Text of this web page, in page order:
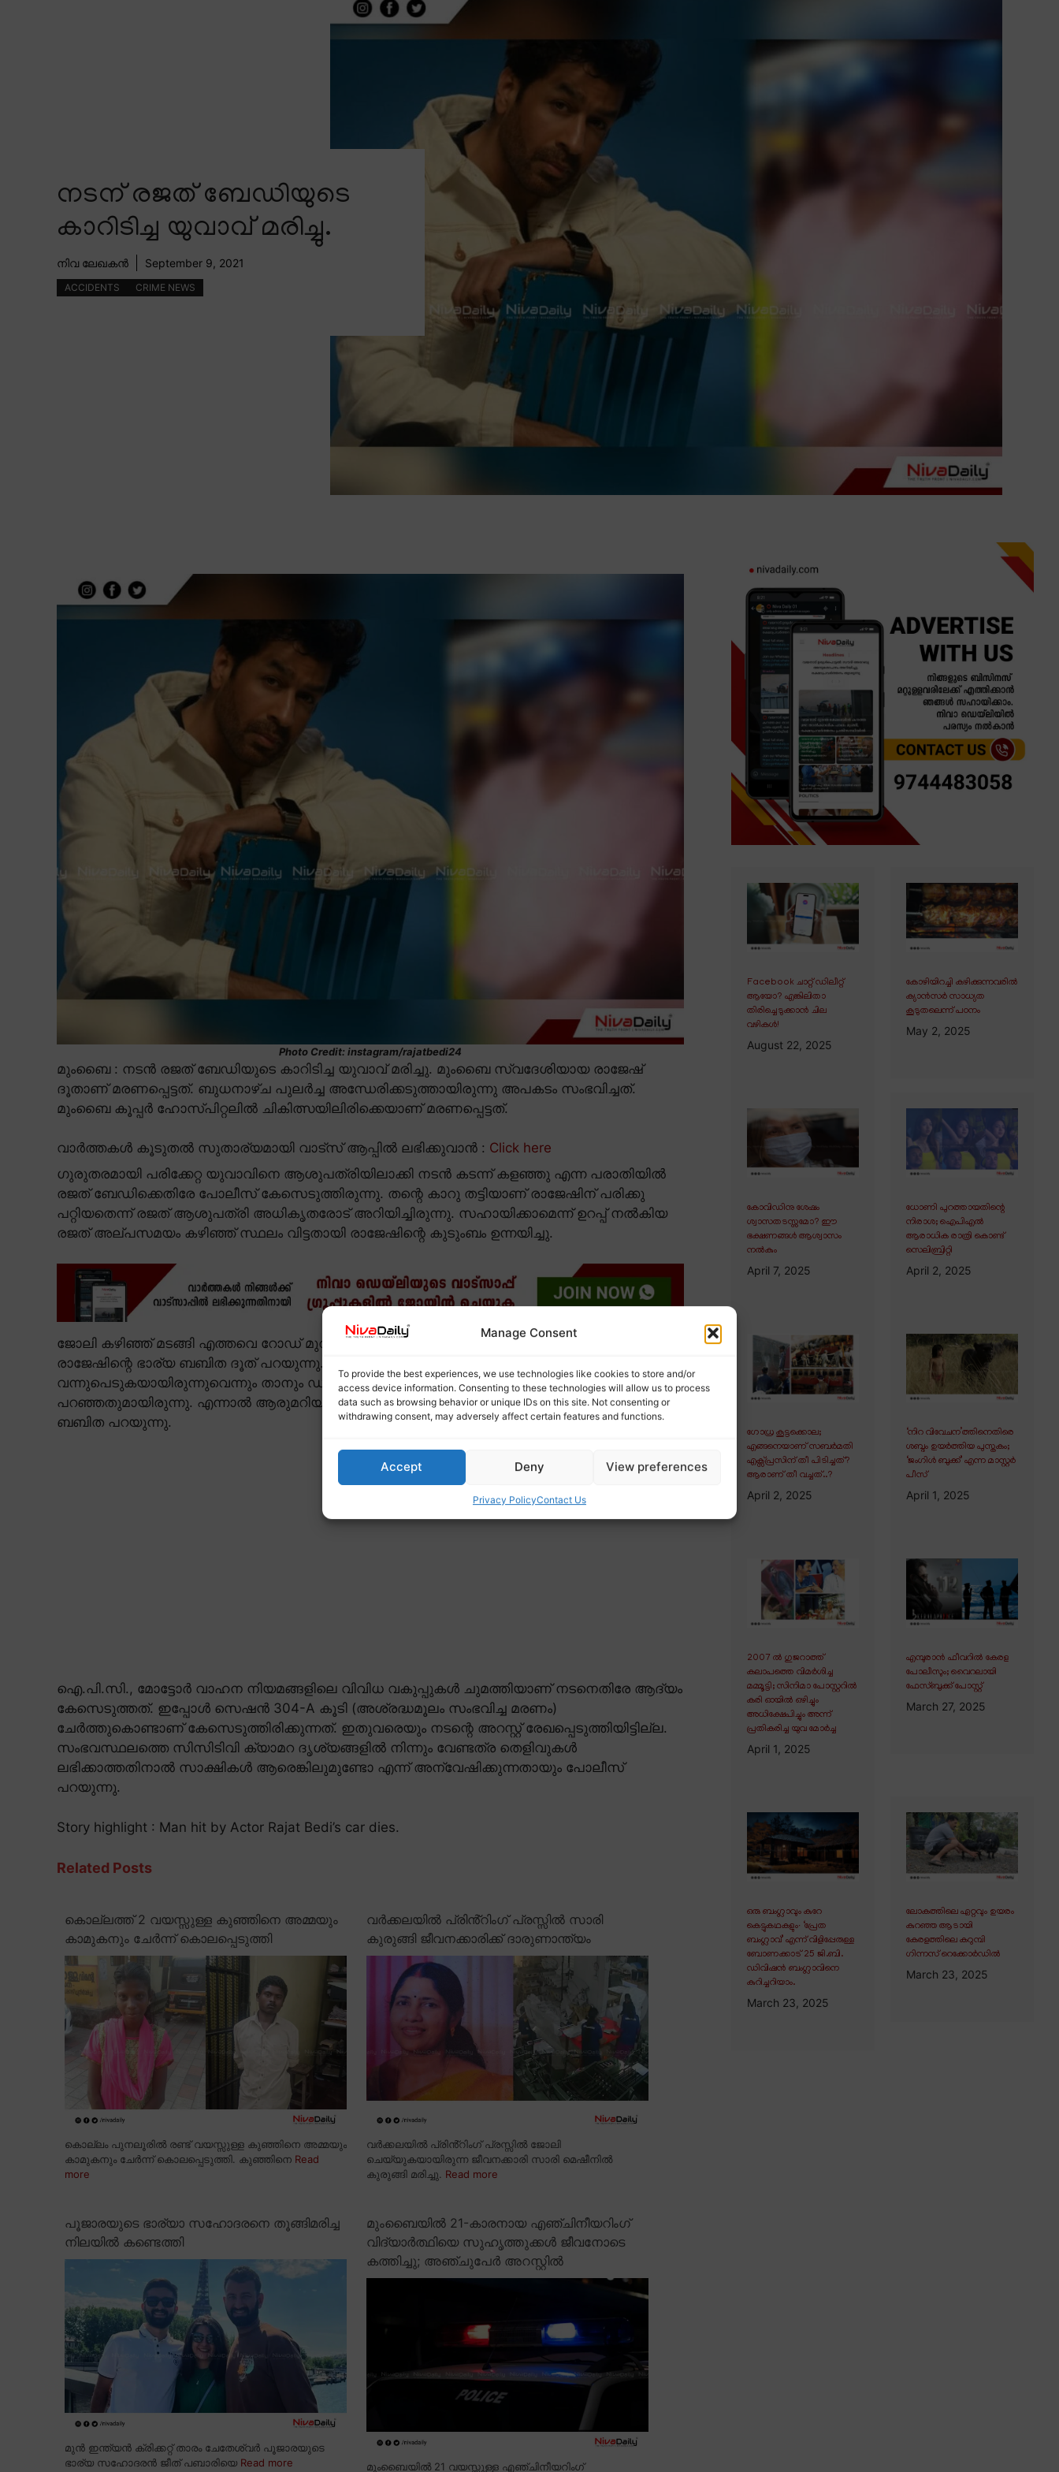
Manage Consent
To provide the best experiences, we use technologies like cookies to store and/or
access device information. Consenting to these technologies will allow us to process
data such as browsing behavior or unique IDs on this site. Not consenting or
withdrawing consent, may adversely affect certain features and functions.
Accept Deny View preferences
Privacy PolicyContact Us
നടന് രജത് ബേഡിയുടെ
കാറിടിച്ച യുവാവ് മരിച്ചു.
നിവ ലേഖകൻ September 9, 2021
ACCIDENTS CRIME NEWS
Photo Credit: instagram/rajatbedi24
മുംബൈ : നടൻ രജത് ബേഡിയുടെ കാറിടിച്ച യുവാവ് മരിച്ചു. മുംബൈ സ്വദേശിയായ രാജേഷ്
ദൂതാണ് മരണപ്പെട്ടത്. ബുധനാഴ്ച പുലർച്ച അന്ധേരിക്കടുത്തായിരുന്നു അപകടം സംഭവിച്ചത്.
മുംബൈ കൂപ്പർ ഹോസ്പിറ്റലിൽ ചികിത്സയിലിരിക്കെയാണ് മരണപ്പെട്ടത്.
വാർത്തകൾ കൂടുതൽ സുതാര്യമായി വാട്സ് ആപ്പിൽ ലഭിക്കുവാൻ : Click here
ഗുരുതരമായി പരിക്കേറ്റ യുവാവിനെ ആശുപത്രിയിലാക്കി നടൻ കടന്ന് കളഞ്ഞു എന്ന പരാതിയിൽ
രജത് ബേഡിക്കെതിരേ പോലീസ് കേസെടുത്തിരുന്നു. തന്റെ കാറു തട്ടിയാണ് രാജേഷിന് പരിക്കു
പറ്റിയതെന്ന് രജത് ആശുപത്രി അധികൃതരോട് അറിയിച്ചിരുന്നു. സഹായിക്കാമെന്ന് ഉറപ്പ് നൽകിയ
രജത് അല്പസമയം കഴിഞ്ഞ് സ്ഥലം വിട്ടതായി രാജേഷിന്റെ കുടുംബം ഉന്നയിച്ചു.
ജോലി കഴിഞ്ഞ് മടങ്ങി എത്തവെ റോഡ് മുറിച്ചു കടക്കുന്നതിനിടെയാണ് രജതിന്റെ കാറിടിച്ചതെന്ന്
രാജേഷിന്റെ ഭാര്യ ബബിത ദൂത് പറയുന്നു. കാറിന്റെ മുന്നിലേക്ക് രാജേഷ് പെട്ടെന്ന്
വന്നുപെടുകയായിരുന്നുവെന്നും താനും ഡ്രൈവറും അവിടെതന്നെ ഉണ്ടാകുമെന്ന് രജത് ഉറപ്പു
പറഞ്ഞതുമായിരുന്നു. എന്നാൽ ആരുമറിയാതെ സ്ഥലം കാലിയാക്കിയ രജത് തിരിച്ചുവന്നില്ലെന്ന്
ബബിത പറയുന്നു.
ഐ.പി.സി., മോട്ടോർ വാഹന നിയമങ്ങളിലെ വിവിധ വകുപ്പുകൾ ചുമത്തിയാണ് നടനെതിരേ ആദ്യം
കേസെടുത്തത്. ഇപ്പോൾ സെഷൻ 304-A കൂടി (അശ്രദ്ധമൂലം സംഭവിച്ച മരണം)
ചേർത്തുകൊണ്ടാണ് കേസെടുത്തിരിക്കുന്നത്. ഇതുവരെയും നടന്റെ അറസ്റ്റ് രേഖപ്പെടുത്തിയിട്ടില്ല.
സംഭവസ്ഥലത്തെ സിസിടിവി ക്യാമറ ദൃശ്യങ്ങളിൽ നിന്നും വേണ്ടത്ര തെളിവുകൾ
ലഭിക്കാത്തതിനാൽ സാക്ഷികൾ ആരെങ്കിലുമുണ്ടോ എന്ന് അന്വേഷിക്കുന്നതായും പോലീസ്
പറയുന്നു.
Story highlight : Man hit by Actor Rajat Bedi’s car dies.
Related Posts
കൊല്ലത്ത് 2 വയസ്സുള്ള കുഞ്ഞിനെ അമ്മയും
കാമുകനും ചേർന്ന് കൊലപ്പെടുത്തി
കൊല്ലം പുനലൂരിൽ രണ്ട് വയസ്സുള്ള കുഞ്ഞിനെ അമ്മയും
കാമുകനും ചേർന്ന് കൊലപ്പെടുത്തി. കുഞ്ഞിനെ Read
more
വർക്കലയിൽ പ്രിൻ്റിംഗ് പ്രസ്സിൽ സാരി
കുരുങ്ങി ജീവനക്കാരിക്ക് ദാരുണാന്ത്യം
വർക്കലയിൽ പ്രിൻ്റിംഗ് പ്രസ്സിൽ ജോലി
ചെയ്യുകയായിരുന്ന ജീവനക്കാരി സാരി മെഷീനിൽ
കുരുങ്ങി മരിച്ചു. Read more
പൂജാരയുടെ ഭാര്യാ സഹോദരനെ തൂങ്ങിമരിച്ച
നിലയിൽ കണ്ടെത്തി
മുൻ ഇന്ത്യൻ ക്രിക്കറ്റ് താരം ചേതേശ്വർ പൂജാരയുടെ
ഭാര്യ സഹോദരൻ ജീത് പബാരിയെ Read more
മുംബൈയിൽ 21-കാരനായ എഞ്ചിനീയറിംഗ്
വിദ്യാർത്ഥിയെ സുഹൃത്തുക്കൾ ജീവനോടെ
കത്തിച്ചു; അഞ്ചുപേർ അറസ്റ്റിൽ
മുംബൈയിൽ 21 വയസ്സുള്ള എഞ്ചിനീയറിംഗ്
Facebook ചാറ്റ് ഡിലീറ്റ്
ആയോ? എങ്കിലിതാ
തിരിച്ചെടുക്കാൻ ചില
വഴികൾ!
August 22, 2025
കോഴിയിറച്ചി കഴിക്കുന്നവരിൽ
ക്യാൻസർ സാധ്യത
കൂടുതലെന്ന് പഠനം
May 2, 2025
കോവിഡിനു ശേഷം
ശ്വാസതടസ്സമോ? ഈ
ഭക്ഷണങ്ങൾ ആശ്വാസം
നൽകും
April 7, 2025
ധോണി പുറത്തായതിന്റെ
നിരാശ; ഐപിഎൽ
ആരാധിക രാത്രി കൊണ്ട്
സെലിബ്രിറ്റി
April 2, 2025
ഗോധ്ര കൂട്ടക്കൊല;
എങ്ങനെയാണ് സബർമതി
എക്സ്പ്രസിന് തീ പിടിച്ചത്?
ആരാണ് തീ വച്ചത്..?
April 2, 2025
‘നിറ വിവേചന’ത്തിനെതിരെ
ശബ്ദം ഉയർത്തിയ പുസ്തകം;
‘ജംഗിൾ ബുക്ക്’ എന്ന മാസ്റ്റർ
പീസ്
April 1, 2025
2007 ൽ ഗുജറാത്ത്
കലാപത്തെ വിമർശിച്ച
മമ്മൂട്ടി; സിനിമാ പോസ്റ്ററിൽ
കരി ഓയിൽ ഒഴിച്ചും
അധിക്ഷേപിച്ചും അന്ന്
പ്രതികരിച്ച യുവ മോർച്ച
April 1, 2025
എമ്പുരാൻ ഫീവറിൽ കേരള
പോലീസും; വൈറലായി
ഫേസ്ബുക്ക് പോസ്റ്റ്
March 27, 2025
ഒരു ബംഗ്ലാവും കുറേ
കെട്ടുകഥകളും∙ ‘പ്രേത
ബംഗ്ലാവ്’ എന്ന് വിളിപ്പേരുള്ള
ബോണക്കാട് 25 ജി.ബി.
ഡിവിഷൻ ബംഗ്ലാവിനെ
കുറിച്ചറിയാം.
March 23, 2025
ലോകത്തിലെ ഏറ്റവും ഉയരം
കുറഞ്ഞ ആടായി
കേരളത്തിലെ കറുമ്പി
ഗിന്നസ് റെക്കോർഡിൽ
March 23, 2025